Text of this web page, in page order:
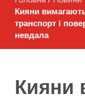
Кияни
транспорт і
невдала
Кияни